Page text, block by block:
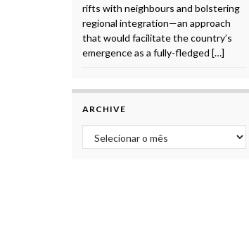
rifts with neighbours and bolstering
regional integration—an approach
that would facilitate the country’s
emergence as a fully-fledged […]
ARCHIVE
Archive